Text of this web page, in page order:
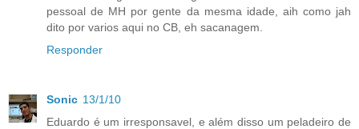
pessoal de MH por gente da mesma idade, aih como jah
dito por varios aqui no CB, eh sacanagem.
Responder
Sonic 13/1/10
Eduardo é um irresponsavel, e além disso um peladeiro de